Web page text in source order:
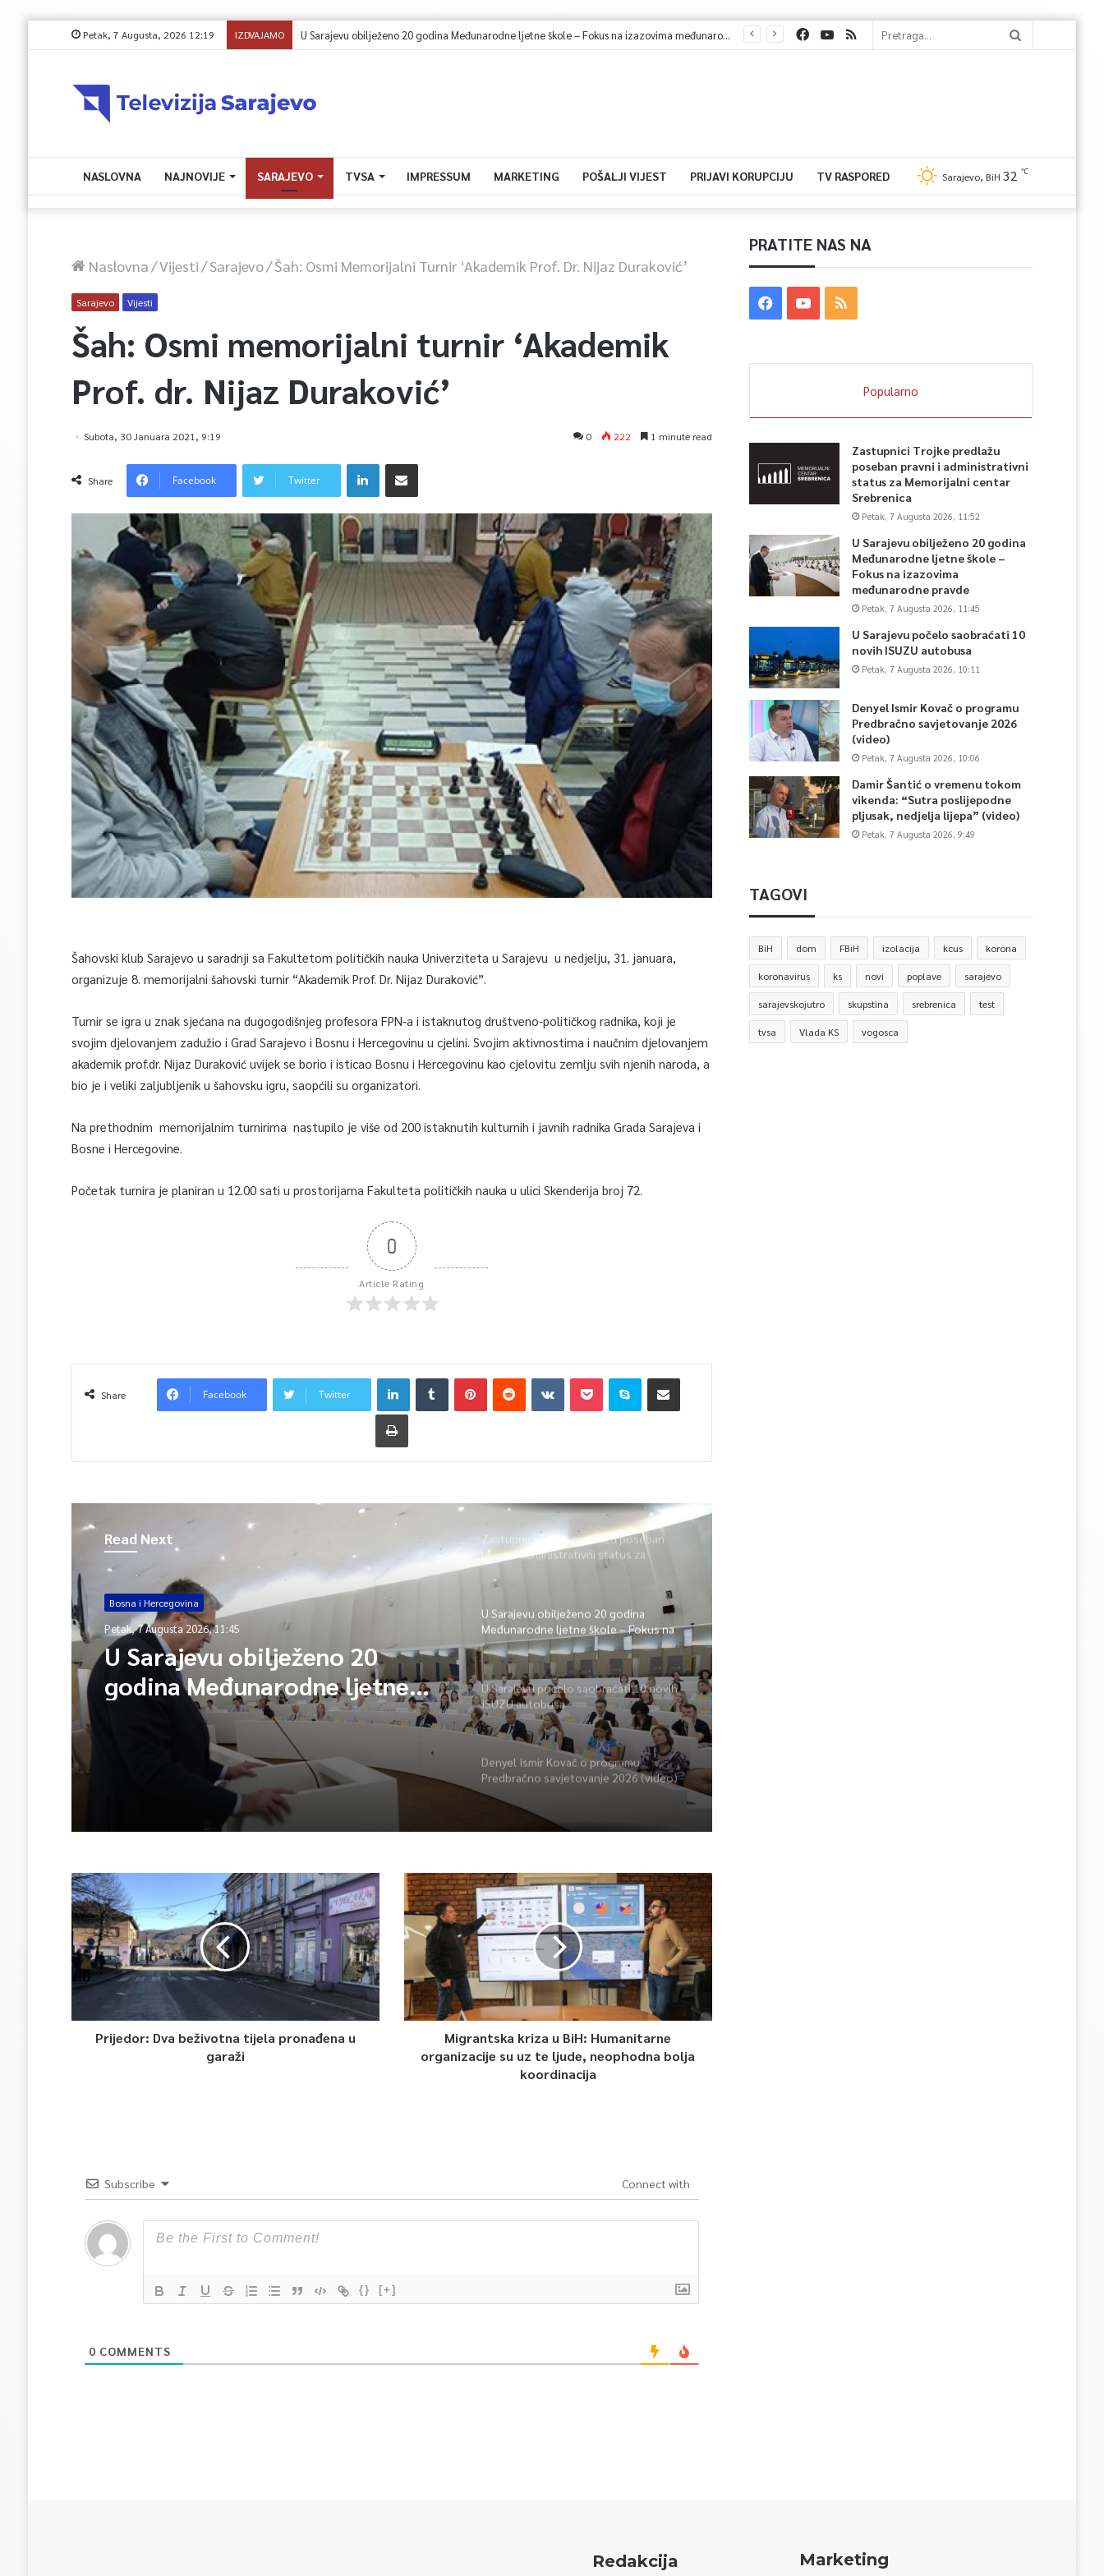
Petak, 7 Augusta, 2026 12:19 IZDVAJAMO U Sarajevu obilježeno 20 godina Međunarodne ljetne škole – Fokus na izazovima međunarodne pravde
NASLOVNA NAJNOVIJE SARAJEVO TVSA IMPRESSUM MARKETING POŠALJI VIJEST PRIJAVI KORUPCIJU TV RASPORED Sarajevo, BiH 32 ℃
Naslovna/Vijesti/Sarajevo/Šah: Osmi Memorijalni Turnir ‘Akademik Prof. Dr. Nijaz Duraković’
Sarajevo Vijesti
Šah: Osmi memorijalni turnir ‘Akademik
Prof. dr. Nijaz Duraković’
Subota, 30 Januara 2021, 9:19 0 222 1 minute read
Share Facebook Twitter
Šahovski klub Sarajevo u saradnji sa Fakultetom političkih nauka Univerziteta u Sarajevu u nedjelju, 31. januara,
organizuje 8. memorijalni šahovski turnir “Akademik Prof. Dr. Nijaz Duraković”.
Turnir se igra u znak sjećana na dugogodišnjeg profesora FPN-a i istaknutog društveno-političkog radnika, koji je
svojim djelovanjem zadužio i Grad Sarajevo i Bosnu i Hercegovinu u cjelini. Svojim aktivnostima i naučnim djelovanjem
akademik prof.dr. Nijaz Duraković uvijek se borio i isticao Bosnu i Hercegovinu kao cjelovitu zemlju svih njenih naroda, a
bio je i veliki zaljubljenik u šahovsku igru, saopćili su organizatori.
Na prethodnim memorijalnim turnirima nastupilo je više od 200 istaknutih kulturnih i javnih radnika Grada Sarajeva i
Bosne i Hercegovine.
Početak turnira je planiran u 12.00 sati u prostorijama Fakulteta političkih nauka u ulici Skenderija broj 72.
0
Article Rating
Share Facebook Twitter
Read Next
Bosna i Hercegovina
Petak, 7 Augusta 2026, 11:45
U Sarajevu obilježeno 20
godina Međunarodne ljetne
škole – Fokus na izazovima
međunarodne pravde
Zastupnici Trojke predlažu poseban
pravni i administrativni status za
Memorijalni centar Srebrenica
U Sarajevu obilježeno 20 godina
Međunarodne ljetne škole – Fokus na
izazovima međunarodne pravde
U Sarajevu počelo saobraćati 10 novih
ISUZU autobusa
Denyel Ismir Kovač o programu
Predbračno savjetovanje 2026 (video)
Prijedor: Dva beživotna tijela pronađena u
garaži
Migrantska kriza u BiH: Humanitarne
organizacije su uz te ljude, neophodna bolja
koordinacija
Subscribe Connect with
{} [+]
0 COMMENTS
PRATITE NAS NA
Popularno
Zastupnici Trojke predlažu
poseban pravni i administrativni
status za Memorijalni centar
Srebrenica
Petak, 7 Augusta 2026, 11:52
U Sarajevu obilježeno 20 godina
Međunarodne ljetne škole –
Fokus na izazovima
međunarodne pravde
Petak, 7 Augusta 2026, 11:45
U Sarajevu počelo saobraćati 10
novih ISUZU autobusa
Petak, 7 Augusta 2026, 10:11
Denyel Ismir Kovač o programu
Predbračno savjetovanje 2026
(video)
Petak, 7 Augusta 2026, 10:06
Damir Šantić o vremenu tokom
vikenda: “Sutra poslijepodne
pljusak, nedjelja lijepa” (video)
Petak, 7 Augusta 2026, 9:49
TAGOVI
BiH dom FBiH izolacija kcus korona
koronavirus ks novi poplave sarajevo
sarajevskojutro skupstina srebrenica test
tvsa Vlada KS vogosca
Redakcija Marketing